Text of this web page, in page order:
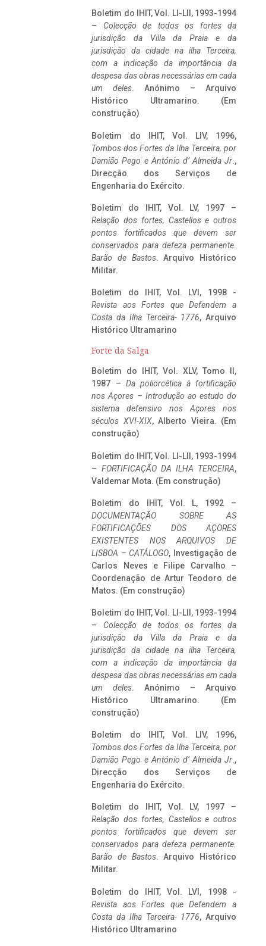
Boletim do IHIT, Vol. LI-LII, 1993-1994
– Colecção de todos os fortes da
jurisdição da Villa da Praia e da
jurisdição da cidade na ilha Terceira,
com a indicação da importância da
despesa das obras necessárias em cada
um deles. Anónimo – Arquivo
Histórico Ultramarino. (Em
construção)
Boletim do IHIT, Vol. LIV, 1996,
Tombos dos Fortes da Ilha Terceira, por
Damião Pego e António d’ Almeida Jr.,
Direcção dos Serviços de
Engenharia do Exército.
Boletim do IHIT, Vol. LV, 1997 –
Relação dos fortes, Castellos e outros
pontos fortificados que devem ser
conservados para defeza permanente.
Barão de Bastos. Arquivo Histórico
Militar.
Boletim do IHIT, Vol. LVI, 1998 -
Revista aos Fortes que Defendem a
Costa da Ilha Terceira- 1776, Arquivo
Histórico Ultramarino
Forte da Salga
Boletim do IHIT, Vol. XLV, Tomo II,
1987 – Da poliorcética à fortificação
nos Açores – Introdução ao estudo do
sistema defensivo nos Açores nos
séculos XVI-XIX, Alberto Vieira. (Em
construção)
Boletim do IHIT, Vol. LI-LII, 1993-1994
– FORTIFICAÇÃO DA ILHA TERCEIRA,
Valdemar Mota. (Em construção)
Boletim do IHIT, Vol. L, 1992 –
DOCUMENTAÇÃO SOBRE AS
FORTIFICAÇÕES DOS AÇORES
EXISTENTES NOS ARQUIVOS DE
LISBOA – CATÁLOGO, Investigação de
Carlos Neves e Filipe Carvalho –
Coordenação de Artur Teodoro de
Matos. (Em construção)
Boletim do IHIT, Vol. LI-LII, 1993-1994
– Colecção de todos os fortes da
jurisdição da Villa da Praia e da
jurisdição da cidade na ilha Terceira,
com a indicação da importância da
despesa das obras necessárias em cada
um deles. Anónimo – Arquivo
Histórico Ultramarino. (Em
construção)
Boletim do IHIT, Vol. LIV, 1996,
Tombos dos Fortes da Ilha Terceira, por
Damião Pego e António d’ Almeida Jr.,
Direcção dos Serviços de
Engenharia do Exército.
Boletim do IHIT, Vol. LV, 1997 –
Relação dos fortes, Castellos e outros
pontos fortificados que devem ser
conservados para defeza permanente.
Barão de Bastos. Arquivo Histórico
Militar.
Boletim do IHIT, Vol. LVI, 1998 -
Revista aos Fortes que Defendem a
Costa da Ilha Terceira- 1776, Arquivo
Histórico Ultramarino